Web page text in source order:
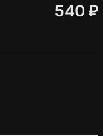
540 ₽